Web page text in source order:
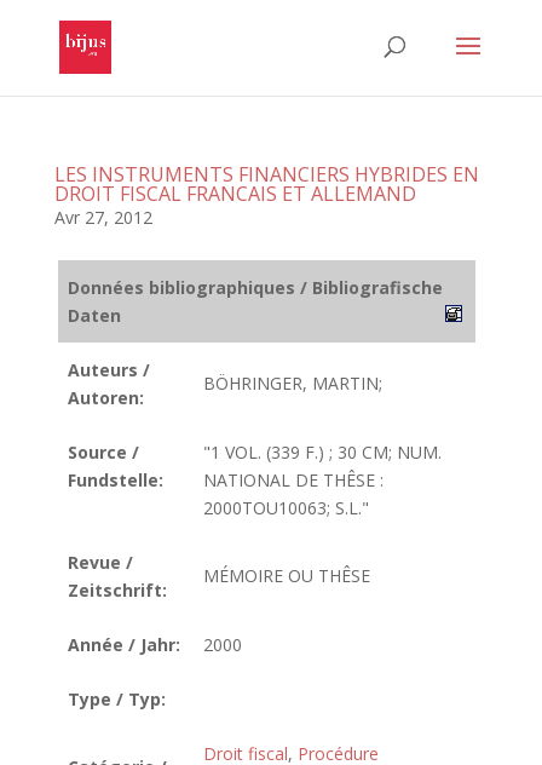
LES INSTRUMENTS FINANCIERS HYBRIDES EN
DROIT FISCAL FRANCAIS ET ALLEMAND
Avr 27, 2012
Données bibliographiques / Bibliografische
Daten
Auteurs /
Autoren:
BÖHRINGER, MARTIN;
Source /
Fundstelle:
"1 VOL. (339 F.) ; 30 CM; NUM.
NATIONAL DE THÊSE :
2000TOU10063; S.L."
Revue /
Zeitschrift:
MÉMOIRE OU THÊSE
Année / Jahr: 2000
Type / Typ:
Droit fiscal, Procédure